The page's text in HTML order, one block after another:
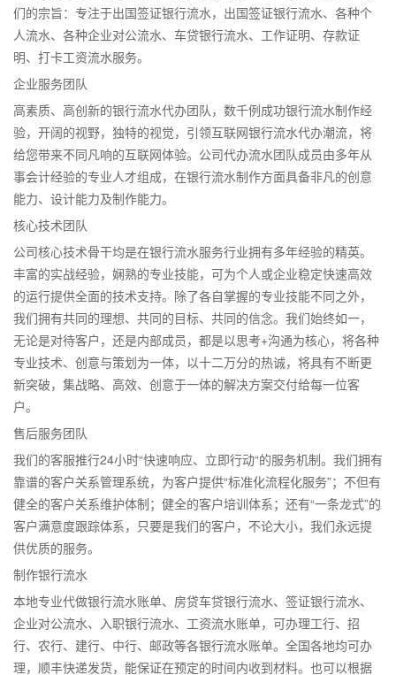
们的宗旨：专注于出国签证银行流水，出国签证银行流水、各种个
人流水、各种企业对公流水、车贷银行流水、工作证明、存款证
明、打卡工资流水服务。
企业服务团队
高素质、高创新的银行流水代办团队，数千例成功银行流水制作经
验，开阔的视野，独特的视觉，引领互联网银行流水代办潮流，将
给您带来不同凡响的互联网体验。公司代办流水团队成员由多年从
事会计经验的专业人才组成，在银行流水制作方面具备非凡的创意
能力、设计能力及制作能力。
核心技术团队
公司核心技术骨干均是在银行流水服务行业拥有多年经验的精英。
丰富的实战经验，娴熟的专业技能，可为个人或企业稳定快速高效
的运行提供全面的技术支持。除了各自掌握的专业技能不同之外，
我们拥有共同的理想、共同的目标、共同的信念。我们始终如一，
无论是对待客户，还是内部成员，都是以思考+沟通为核心，将各种
专业技术、创意与策划为一体，以十二万分的热诚，将具有不断更
新突破，集战略、高效、创意于一体的解决方案交付给每一位客
户。
售后服务团队
我们的客服推行24小时“快速响应、立即行动“的服务机制。我们拥有
靠谱的客户关系管理系统，为客户提供“标准化流程化服务”；不但有
健全的客户关系维护体制；健全的客户培训体系；还有“一条龙式”的
客户满意度跟踪体系，只要是我们的客户，不论大小，我们永远提
供优质的服务。
制作银行流水
本地专业代做银行流水账单、房贷车贷银行流水、签证银行流水、
企业对公流水、入职银行流水、工资流水账单，可办理工行、招
行、农行、建行、中行、邮政等各银行流水账单。全国各地均可办
理，顺丰快递发货，能保证在预定的时间内收到材料。也可以根据